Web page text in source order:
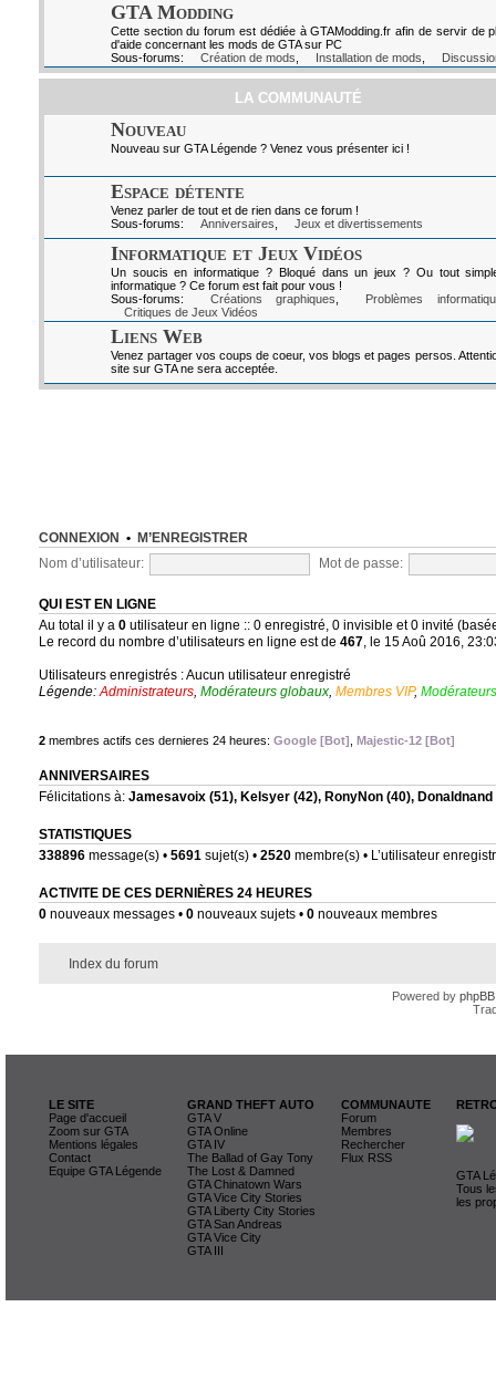
GTA Modding
Cette section du forum est dédiée à GTAModding.fr afin de servir de
d'aide concernant les mods de GTA sur PC
Sous-forums:
Création de mods Installation de mods
LA COMMUNAUTÉ
Nouveau
Nouveau sur GTA Légende ? Venez vous présenter ici !
Espace détente
Venez parler de tout et de rien dans ce forum !
Sous-forums:
Anniversaires Jeux et divertissements
Informatique et Jeux Vidéos
Un soucis en informatique ? Bloqué dans un jeux ? Ou tout
informatique ? Ce forum est fait pour vous !
Sous-forums:
Créations graphiques
Problèmes
Critiques de Jeux Vidéos
Liens Web
Venez partager vos coups de coeur, vos blogs et pages persos.
site sur GTA ne sera acceptée.
CONNEXION • M’ENREGISTRER
Nom d’utilisateur: Mot de passe:
QUI EST EN LIGNE
Au total il y a 0utilisateur en ligne :: 0 enregistré, 0 invisible et 0 invité
Le record du nombre d’utilisateurs en ligne est de 467, le 15 Aoû 2016,
Utilisateurs enregistrés : Aucun utilisateur enregistré
Légende:Administrateurs, Modérateurs globaux, Membres VIP,
2membres actifs ces dernieres 24 heures: Google [Bot] Majestic-12 [Bot]
ANNIVERSAIRES
Félicitations à: Jamesavoix(51), Kelsyer(42), RonyNon(40), Donaldnand
STATISTIQUES
338896message(s) • 5691sujet(s) • 2520membre(s) • L’utilisateur
ACTIVITE DE CES DERNIÈRES 24 HEURES
0nouveaux messages • 0nouveaux sujets • 0nouveaux membres
Index du forum
Powered by phpBB
LE SITE
Page d'accueil
Zoom sur GTA
Mentions légales
Contact
Equipe GTA Légende
GRAND THEFT AUTO
GTA V
GTA Online
GTA IV
The Ballad of Gay Tony
The Lost & Damned
GTA Chinatown Wars
GTA Vice City Stories
GTA Liberty City Stories
GTA San Andreas
GTA Vice City
GTA III
COMMUNAUTE
Forum
Membres
Rechercher
Flux RSS
GTA
Tous
les